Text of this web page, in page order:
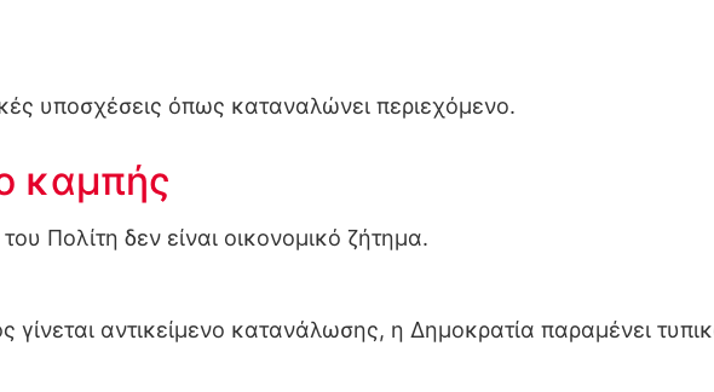
υποσχέσεις όπως καταναλώνει περιεχόμενο.
καμπής
Πολίτη δεν είναι οικονομικό ζήτημα.
γίνεται αντικείμενο κατανάλωσης, η Δημοκρατία παραμένει